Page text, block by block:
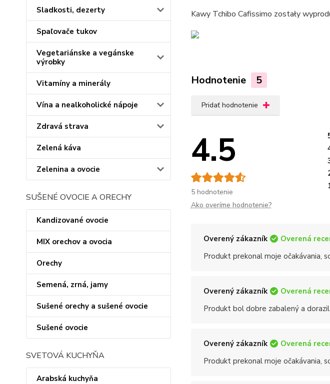
Sladkosti, dezerty
Spaľovače tukov
Vegetariánske a vegánske
výrobky
Vitamíny a minerály
Vína a nealkoholické nápoje
Zdravá strava
Zelená káva
Zelenina a ovocie
SUŠENÉ OVOCIE A ORECHY
Kandizované ovocie
MIX orechov a ovocia
Orechy
Semená, zrná, jamy
Sušené orechy a sušené ovocie
Sušené ovocie
SVETOVÁ KUCHYŇA
Arabská kuchyňa
Kawy Tchibo Cafissimo zostały
Hodnotenie 5
Pridať hodnotenie
4.5
5 hodnotenie
Ako overíme hodnotenie?
Overený zákazník Overená
Produkt prekonal moje očakávania,
Overený zákazník Overená
Produkt bol dobre zabalený a
Overený zákazník Overená
Produkt prekonal moje očakávania,